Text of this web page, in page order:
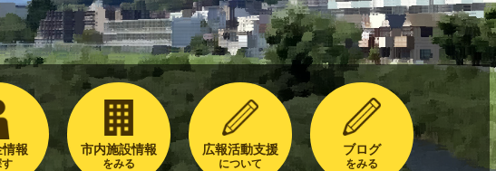
情報
す
市内施設情報
をみる
広報活動支援
について
ブログ
をみる